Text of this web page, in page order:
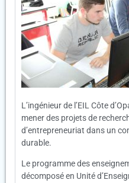
L’ingénieur de l’EIL Côte
mener des projets de
d’entrepreneuriat dans un
durable.
Le programme des
décomposé en Unité